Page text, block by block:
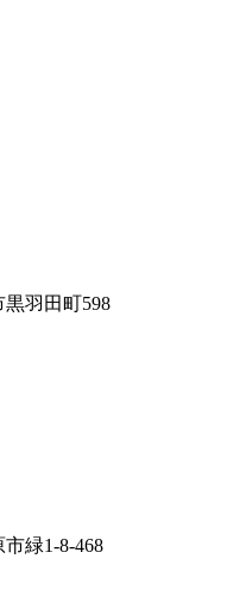
黒羽田町598
緑1-8-468